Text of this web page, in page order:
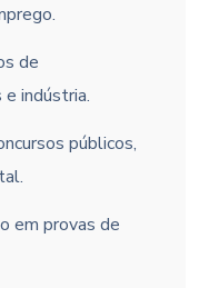
de
indústria.
públicos,
em provas de